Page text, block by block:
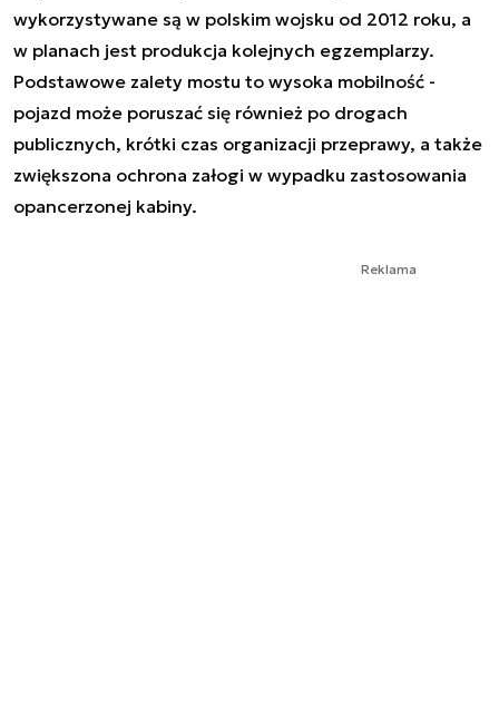
wykorzystywane są w polskim wojsku od 2012 roku, a
w planach jest produkcja kolejnych egzemplarzy.
Podstawowe zalety mostu to wysoka mobilność -
pojazd może poruszać się również po drogach
publicznych, krótki czas organizacji przeprawy, a także
zwiększona ochrona załogi w wypadku zastosowania
opancerzonej kabiny.
Reklama